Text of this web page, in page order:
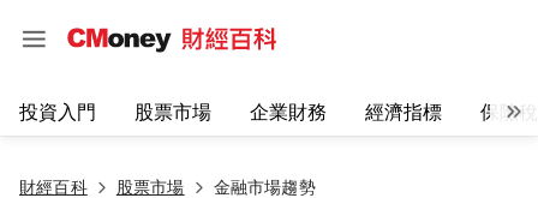
投資入門 股票市場 企業財務 經濟指標 保險
財經百科 股票市場 金融市場趨勢